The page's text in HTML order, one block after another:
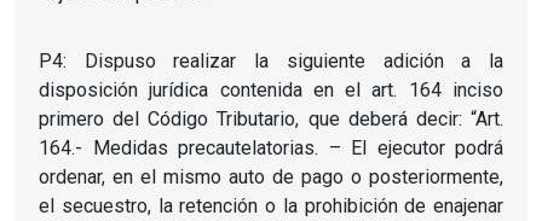
P4: Dispuso realizar la siguiente adición a la
disposición jurídica contenida en el art. 164 inciso
primero del Código Tributario, que deberá decir: “Art.
164.- Medidas precautelatorias. – El ejecutor podrá
ordenar, en el mismo auto de pago o posteriormente,
el secuestro, la retención o la prohibición de enajenar